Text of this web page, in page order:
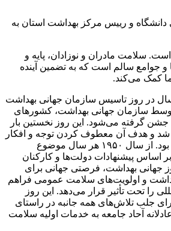
دانشگاه و رییس مرکز بهداشت استان به
سلامت مادران و نوزادان، پایه و
و جوامع سالم است که به تضمین آینده
ما کمک می‌کند.
در روز تاسیس سازمان جهانی بهداشت
سازمان جهانی بهداشت، کشورهای
در ۷ آوریل جشن گرفته می‌شود. این روز نخستین بار
نامگذاری شد و هدف آن معطوف کردن توجه و افکار
به مساله سلامت جهانی بود. از سال ۱۹۵۰ هر سال موضوع
اساس پیشنهادات دولت‌ها و کارکنان
جهانی بهداشت، فرصتی جهانی برای
و اولویت‌های سلامت عمومی فراهم
را تحت تأثیر قرار می‌دهد. این روز
جلب تلاش‌های همه جانبه در راستای
آحاد جامعه به خدمات اولیه سلامت